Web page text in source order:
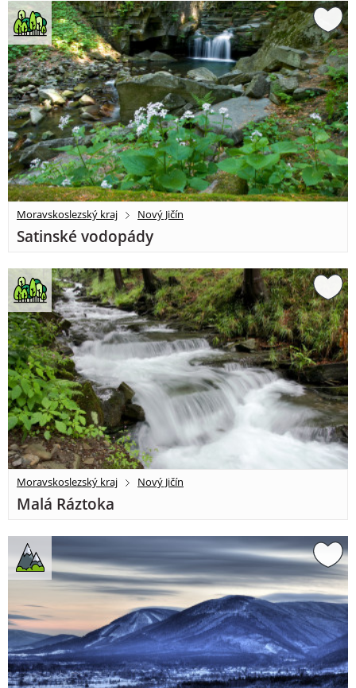
Moravskoslezský kraj Nový Jičín
Satinské vodopády
Moravskoslezský kraj Nový Jičín
Malá Ráztoka